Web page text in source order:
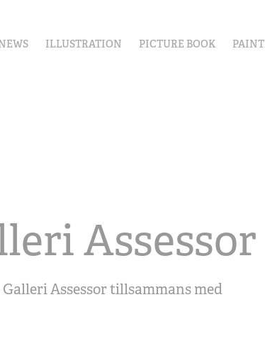
ILLUSTRATION PICTURE BOOK
Assessor
Galleri Assessor tillsammans med